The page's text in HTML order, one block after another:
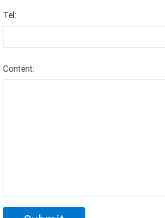
Tel:
Content: